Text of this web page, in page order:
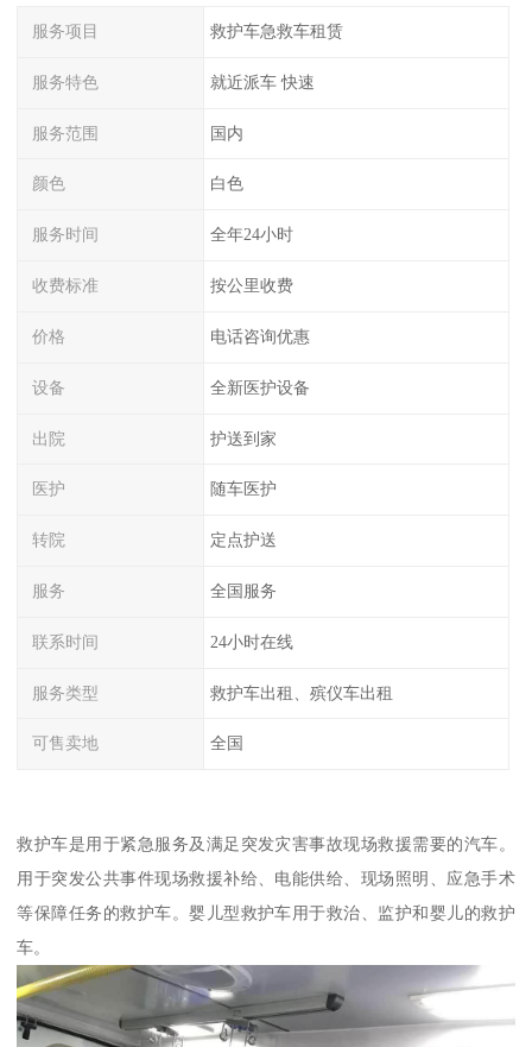
服务项目 救护车急救车租赁
服务特色 就近派车 快速
服务范围 国内
颜色 白色
服务时间 全年24小时
收费标准 按公里收费
价格 电话咨询优惠
设备 全新医护设备
出院 护送到家
医护 随车医护
转院 定点护送
服务 全国服务
联系时间 24小时在线
服务类型 救护车出租、殡仪车出租
可售卖地 全国
救护车是用于紧急服务及满足突发灾害事故现场救援需要的汽车。
用于突发公共事件现场救援补给、电能供给、现场照明、应急手术
等保障任务的救护车。婴儿型救护车用于救治、监护和婴儿的救护
车。